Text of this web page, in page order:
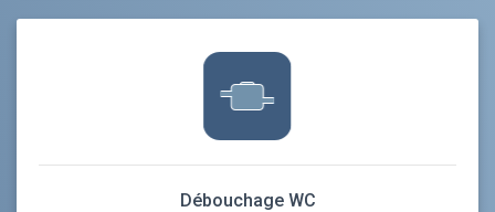
Débouchage WC